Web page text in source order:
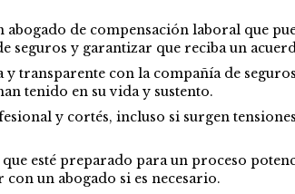
abogado de compensación laboral que
seguros y garantizar que reciba un
transparente con la compañía de
tenido en su vida y sustento.
y cortés, incluso si surgen
esté preparado para un proceso
un abogado si es necesario.